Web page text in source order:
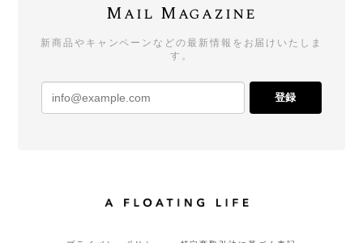
Mail Magazine
新商品やキャンペーンなどの最新情報をお届けいたしま
す。
登録